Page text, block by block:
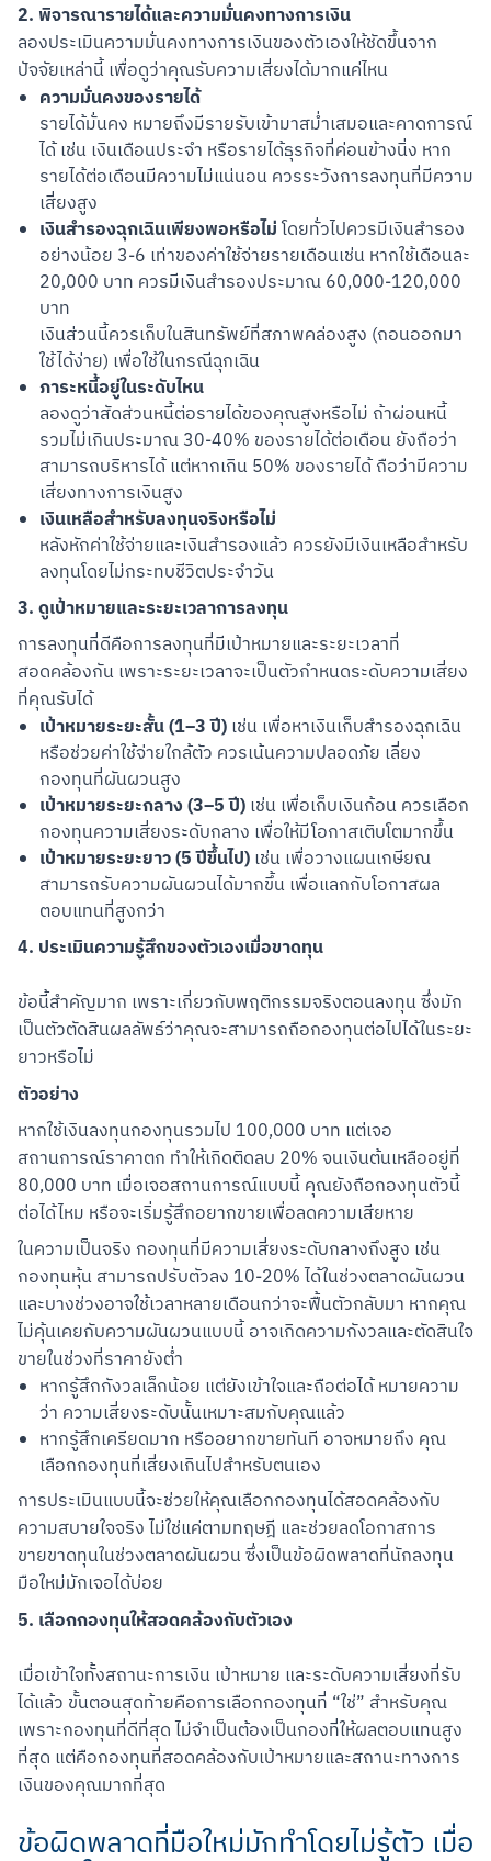
2. พิจารณารายได้และความมั่นคงทางการเงิน
ลองประเมินความมั่นคงทางการเงินของตัวเองให้ชัดขึ้นจาก
ปัจจัยเหล่านี้ เพื่อดูว่าคุณรับความเสี่ยงได้มากแค่ไหน
ความมั่นคงของรายได้
รายได้มั่นคง หมายถึงมีรายรับเข้ามาสม่ำเสมอและคาดการณ์
ได้ เช่น เงินเดือนประจำ หรือรายได้ธุรกิจที่ค่อนข้างนิ่ง หาก
รายได้ต่อเดือนมีความไม่แน่นอน ควรระวังการลงทุนที่มีความ
เสี่ยงสูง
เงินสำรองฉุกเฉินเพียงพอหรือไม่โดยทั่วไปควรมีเงินสำรอง
อย่างน้อย 3-6 เท่าของค่าใช้จ่ายรายเดือนเช่น หากใช้เดือนละ
20,000 บาท ควรมีเงินสำรองประมาณ 60,000-120,000
บาท
เงินส่วนนี้ควรเก็บในสินทรัพย์ที่สภาพคล่องสูง (ถอนออกมา
ใช้ได้ง่าย) เพื่อใช้ในกรณีฉุกเฉิน
ภาระหนี้อยู่ในระดับไหน
ลองดูว่าสัดส่วนหนี้ต่อรายได้ของคุณสูงหรือไม่ ถ้าผ่อนหนี้
รวมไม่เกินประมาณ 30-40% ของรายได้ต่อเดือน ยังถือว่า
สามารถบริหารได้ แต่หากเกิน 50% ของรายได้ ถือว่ามีความ
เสี่ยงทางการเงินสูง
เงินเหลือสำหรับลงทุนจริงหรือไม่
หลังหักค่าใช้จ่ายและเงินสำรองแล้ว ควรยังมีเงินเหลือสำหรับ
ลงทุนโดยไม่กระทบชีวิตประจำวัน
3. ดูเป้าหมายและระยะเวลาการลงทุน
การลงทุนที่ดีคือการลงทุนที่มีเป้าหมายและระยะเวลาที่
สอดคล้องกัน เพราะระยะเวลาจะเป็นตัวกำหนดระดับความเสี่ยง
ที่คุณรับได้
เป้าหมายระยะสั้น (1–3 ปี)เช่น เพื่อหาเงินเก็บสำรองฉุกเฉิน
หรือช่วยค่าใช้จ่ายใกล้ตัว ควรเน้นความปลอดภัย เลี่ยง
กองทุนที่ผันผวนสูง
เป้าหมายระยะกลาง (3–5 ปี)เช่น เพื่อเก็บเงินก้อน ควรเลือก
กองทุนความเสี่ยงระดับกลาง เพื่อให้มีโอกาสเติบโตมากขึ้น
เป้าหมายระยะยาว (5 ปีขึ้นไป)เช่น เพื่อวางแผนเกษียณ
สามารถรับความผันผวนได้มากขึ้น เพื่อแลกกับโอกาสผล
ตอบแทนที่สูงกว่า
4. ประเมินความรู้สึกของตัวเองเมื่อขาดทุน
ข้อนี้สำคัญมาก เพราะเกี่ยวกับพฤติกรรมจริงตอนลงทุน ซึ่งมัก
เป็นตัวตัดสินผลลัพธ์ว่าคุณจะสามารถถือกองทุนต่อไปได้ในระยะ
ยาวหรือไม่
ตัวอย่าง
หากใช้เงินลงทุนกองทุนรวมไป 100,000 บาท แต่เจอ
สถานการณ์ราคาตก ทำให้เกิดติดลบ 20% จนเงินต้นเหลืออยู่ที่
80,000 บาท เมื่อเจอสถานการณ์แบบนี้ คุณยังถือกองทุนตัวนี้
ต่อได้ไหม หรือจะเริ่มรู้สึกอยากขายเพื่อลดความเสียหาย
ในความเป็นจริง กองทุนที่มีความเสี่ยงระดับกลางถึงสูง เช่น
กองทุนหุ้น สามารถปรับตัวลง 10-20% ได้ในช่วงตลาดผันผวน
และบางช่วงอาจใช้เวลาหลายเดือนกว่าจะฟื้นตัวกลับมา หากคุณ
ไม่คุ้นเคยกับความผันผวนแบบนี้ อาจเกิดความกังวลและตัดสินใจ
ขายในช่วงที่ราคายังต่ำ
หากรู้สึกกังวลเล็กน้อย แต่ยังเข้าใจและถือต่อได้ หมายความ
ว่า ความเสี่ยงระดับนั้นเหมาะสมกับคุณแล้ว
หากรู้สึกเครียดมาก หรืออยากขายทันที อาจหมายถึง คุณ
เลือกกองทุนที่เสี่ยงเกินไปสำหรับตนเอง
การประเมินแบบนี้จะช่วยให้คุณเลือกกองทุนได้สอดคล้องกับ
ความสบายใจจริง ไม่ใช่แค่ตามทฤษฎี และช่วยลดโอกาสการ
ขายขาดทุนในช่วงตลาดผันผวน ซึ่งเป็นข้อผิดพลาดที่นักลงทุน
มือใหม่มักเจอได้บ่อย
5. เลือกกองทุนให้สอดคล้องกับตัวเอง
เมื่อเข้าใจทั้งสถานะการเงิน เป้าหมาย และระดับความเสี่ยงที่รับ
ได้แล้ว ขั้นตอนสุดท้ายคือการเลือกกองทุนที่ “ใช่” สำหรับคุณ
เพราะกองทุนที่ดีที่สุด ไม่จำเป็นต้องเป็นกองที่ให้ผลตอบแทนสูง
ที่สุด แต่คือกองทุนที่สอดคล้องกับเป้าหมายและสถานะทางการ
เงินของคุณมากที่สุด
ข้อผิดพลาดที่มือใหม่มักทำโดยไม่รู้ตัว เมื่อ